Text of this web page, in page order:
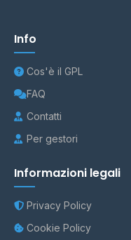
Info
Cos'è il GPL
FAQ
Contatti
Per gestori
Informazioni legali
Privacy Policy
Cookie Policy